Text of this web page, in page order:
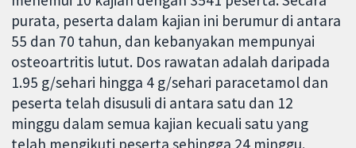
purata, peserta dalam kajian ini berumur di antara
55 dan 70 tahun, dan kebanyakan mempunyai
osteoartritis lutut. Dos rawatan adalah daripada
1.95 g/sehari hingga 4 g/sehari paracetamol dan
peserta telah disusuli di antara satu dan 12
minggu dalam semua kajian kecuali satu yang
telah mengikuti peserta sehingga 24 minggu.